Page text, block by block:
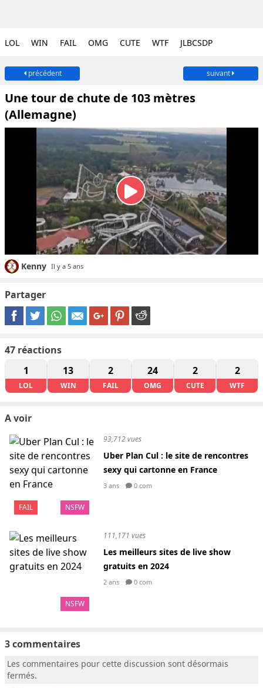
LOL WIN FAIL OMG CUTE WTF JLBCSDP
précédent suivant
Une tour de chute de 103 mètres
(Allemagne)
Kenny Il y a 5 ans
Partager
47 réactions
1
LOL
13
WIN
2
FAIL
24
OMG
2
CUTE
2
WTF
A voir
FAIL NSFW
93,712 vues
Uber Plan Cul : le site de rencontres
sexy qui cartonne en France
3 ans 0 com
NSFW
111,171 vues
Les meilleurs sites de live show
gratuits en 2024
2 ans 0 com
3 commentaires
Les commentaires pour cette discussion sont désormais
fermés.